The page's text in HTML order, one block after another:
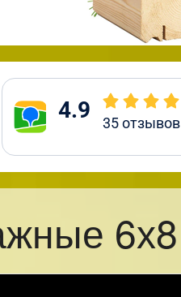
4.9 35отзывов
6х8